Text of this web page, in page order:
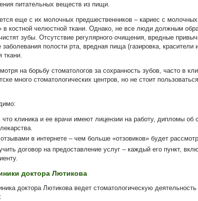
питательных веществ из пищи.
еще с их молочных предшественников – кариес с
в костной челюстной ткани. Однако, не все люди должным
зубы. Отсутствие регулярного очищения, вредные
полости рта, вредная пища (газировка, красители
ткани.
на борьбу стоматологов за сохранность зубов, часто в
много стоматологических центров, но не стоит
что клиника и ее врачи имеют лицензии на работу, дипломы об
в интернете – чем больше «отзовиков» будет
договор на предоставление услуг – каждый его пункт,
доктора Лютикова
доктора Лютикова ведет стоматологическую